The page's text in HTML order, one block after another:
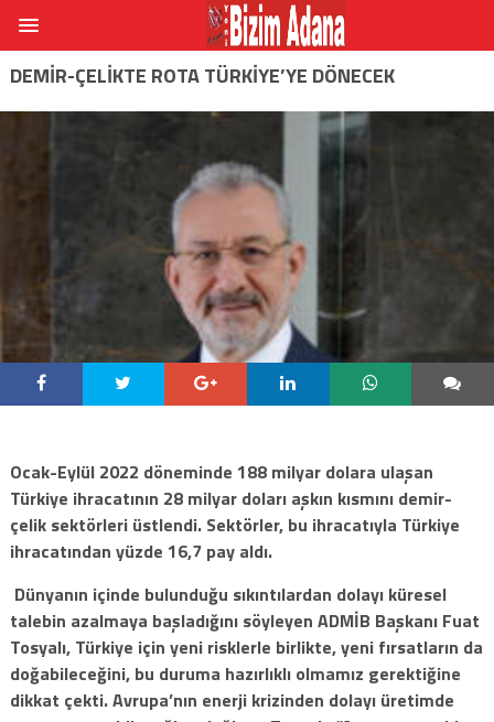
DEMIR-ÇELIKTE ROTA TÜRKIYE’YE DÖNECEK
Ocak-Eylül 2022 döneminde 188 milyar dolara ulaşan
Türkiye ihracatının 28 milyar doları aşkın kısmını demir-
çelik sektörleri üstlendi. Sektörler, bu ihracatıyla Türkiye
ihracatından yüzde 16,7 pay aldı.
Dünyanın içinde bulunduğu sıkıntılardan dolayı küresel
talebin azalmaya başladığını söyleyen ADMİB Başkanı Fuat
Tosyalı, Türkiye için yeni risklerle birlikte, yeni fırsatların da
doğabileceğini, bu duruma hazırlıklı olmamız gerektiğine
dikkat çekti.Avrupa’nın enerji krizinden dolayı üretimde